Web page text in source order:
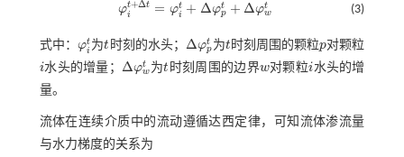
φt+Δt
i
= φt
i + Δφt
p + Δφt
w
φit +∆t =φ t+∆ φpt+∆φ wt (3)
式中： φt
i
φit为t
t 时刻的水头； Δφt
p
∆φpt为t
t时刻周围的颗粒p
p对颗粒
i
i水头的增量； Δφt
w
∆φwt为t
t 时刻周围的边界w
w对颗粒i
i 水头的增
量。
流体在连续介质中的流动遵循达西定律，可知流体渗流量
与水力梯度的关系为